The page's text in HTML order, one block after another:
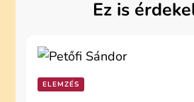
Ez is
ELEMZÉS